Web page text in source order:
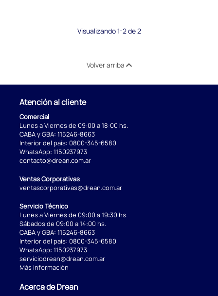
Visualizando 1-2 de 2
Volver arriba
Atención al cliente
Comercial
Lunes a Viernes de 09:00 a 18:00 hs.
CABA y GBA: 115246-8663
Interior del país: 0800-345-6580
WhatsApp: 1150237973
contacto@drean.com.ar
Ventas Corporativas
ventascorporativas@drean.com.ar
Servicio Técnico
Lunes a Viernes de 09:00 a 19:30 hs.
Sábados de 09:00 a 14:00 hs.
CABA y GBA: 115246-8663
Interior del país: 0800-345-6580
WhatsApp: 1150237973
serviciodrean@drean.com.ar
Más información
Acerca de Drean